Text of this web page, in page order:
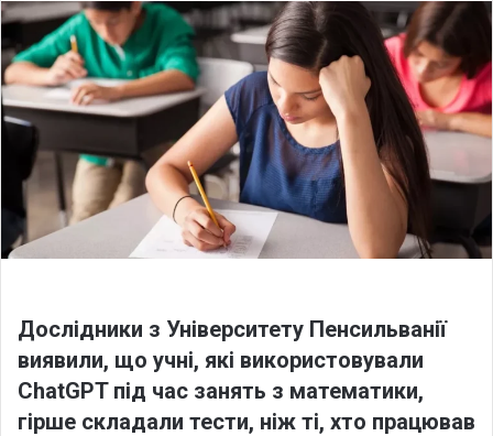
l
o
w
o
X
d
n
e
m
a
i
l
Дослідники з Університету Пенсильванії
виявили, що учні, які використовували
ChatGPT під час занять з математики,
гірше складали тести, ніж ті, хто працював